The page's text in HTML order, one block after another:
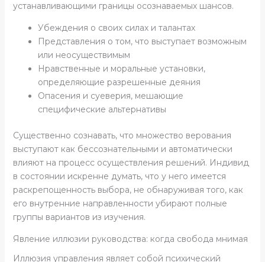
устанавливающими границы осознаваемых шансов.
Убеждения о своих силах и талантах
Представления о том, что выступает возможным
или неосуществимым
Нравственные и моральные установки,
определяющие разрешенные деяния
Опасения и суеверия, мешающие
специфические альтернативы
Существенно сознавать, что множество верования
выступают как бессознательными и автоматически
влияют на процесс осуществления решений. Индивид
в состоянии искренне думать, что у него имеется
раскрепощенность выбора, не обнаруживая того, как
его внутренние направленности убирают полные
группы вариантов из изучения.
Явление иллюзии руководства: когда свобода мнимая
Иллюзия управления являет собой психический